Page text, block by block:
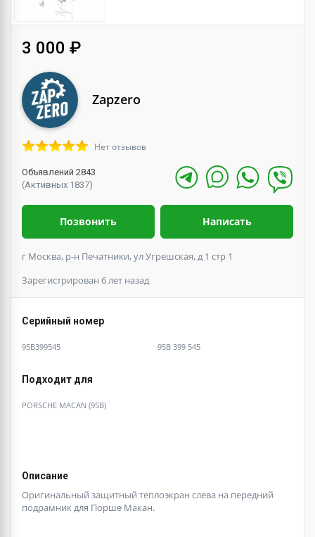
3 000 ₽
Zapzero
Нет отзывов
Объявлений 2843
(Активных 1837)
Позвонить Написать
г Москва, р-н Печатники, ул Угрешская, д 1 стр 1
Зарегистрирован 6 лет назад
Серийный номер
95B399545 95B 399 545
Подходит для
PORSCHE MACAN (95B)
Описание
Оригинальный защитный теплоэкран слева на передний
подрамник для Порше Макан.